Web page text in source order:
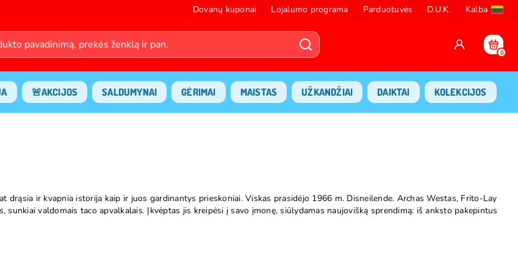
Dovanų kuponai Lojalumo programa Parduotuvės D.U.K. Kalba
0
🚨AKCIJOS SALDUMYNAI GĖRIMAI MAISTAS UŽKANDŽIAI DAIKTAI KOLEKCIJOS
ir kvapnia istorija kaip ir juos gardinantys prieskoniai. Viskas prasidėjo 1966 m. Disneilende. Archas Westas, Frito-Lay
valdomais taco apvalkalais. Įkvėptas jis kreipėsi į savo įmonę, siūlydamas naujovišką sprendimą: iš anksto pakepintus
ženklas.
ir buvo skirtas universaliam užkandžiui. Sėkmė atvėrė kelią daugybei skonio naujovių - nuo ugningo Nacho Cheese
sinonimu ir peržengė vaizduotės ribas su tokiais skoniais kaip Spicy Sweet Chili ir Flamin' Hot Limon bei mažaisiais Bits